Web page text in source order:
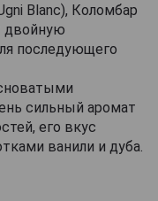
Blanc), Коломбар
двойную
последующего
сильный аромат
его вкус
ванили и дуба.